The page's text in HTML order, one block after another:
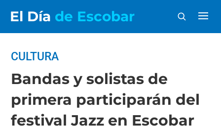
El Día de Escobar
CULTURA
Bandas y solistas de
primera participarán del
festival Jazz en Escobar